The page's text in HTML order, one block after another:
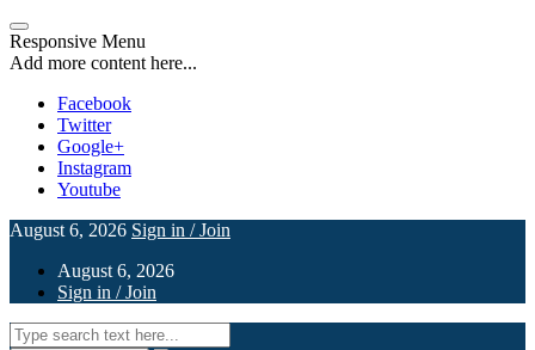
Responsive Menu
Add more content here...
Facebook
Twitter
Google+
Instagram
Youtube
August 6, 2026 Sign in / Join
August 6, 2026
Sign in / Join